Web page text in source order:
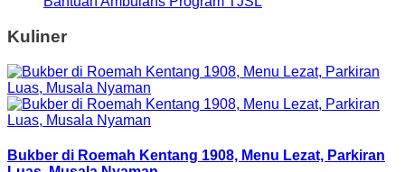
Kuliner
Bukber di Roemah Kentang 1908, Menu Lezat, Parkiran